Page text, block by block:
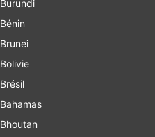
Burundi
Bénin
Brunei
Bolivie
Brésil
Bahamas
Bhoutan